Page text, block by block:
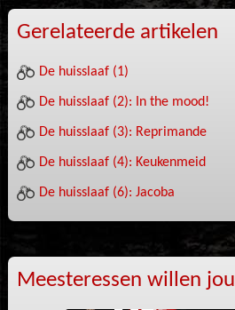
Gerelateerde artikelen
De huisslaaf (1)
De huisslaaf (2): In the mood!
De huisslaaf (3): Reprimande
De huisslaaf (4): Keukenmeid
De huisslaaf (6): Jacoba
Meesteressen willen jou